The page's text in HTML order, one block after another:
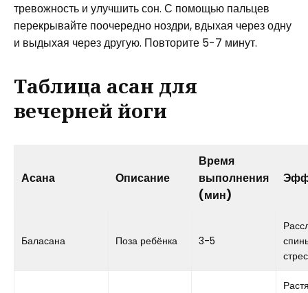
тревожность и улучшить сон. С помощью пальцев
перекрывайте поочередно ноздри, вдыхая через одну
и выдыхая через другую. Повторите 5-7 минут.
Таблица асан для
вечерней йоги
Асана Описание
Время
выполнения
(мин)
Баласана Поза ребёнка 3-5